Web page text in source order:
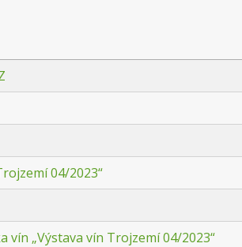
04/2023“
„Výstava vín Trojzemí 04/2023“